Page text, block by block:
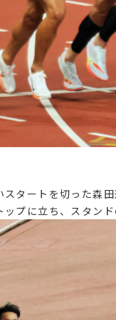
タートを切った森
プに立ち、スタンド